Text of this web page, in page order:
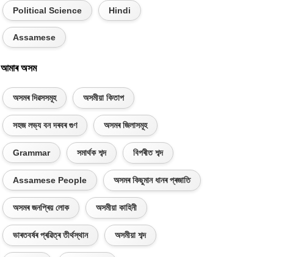
Political Science Hindi
Assamese
আমাৰ অসম
অসমৰ দিৱসসমূহ অসমীয়া কিতাপ
সহজ লভ্য বন দৰবৰ গুণ অসমৰ জিলাসমূহ
Grammar সমাৰ্থক শব্দ বিপৰীত শব্দ
Assamese People অসমৰ কিছুমান ধানৰ প্ৰজাতি
অসমৰ জনপ্ৰিয় লোক অসমীয়া কাহিনী
ভাৰতবৰ্ষৰ প্ৰৱিত্ৰ তীৰ্থস্থান অসমীয়া শব্দ